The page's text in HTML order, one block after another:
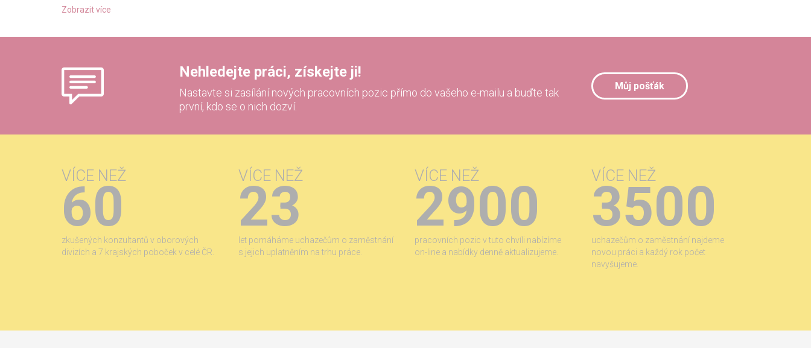
Zobrazit více
Nehledejte práci, získejte ji!
Nastavte si zasílání nových pracovních pozic přímo do vašeho e-mailu a buďte tak
první, kdo se o nich dozví.
Můj pošťák
VÍCE NEŽ
60
zkušených konzultantů v oborových
divizích a 7 krajských poboček v celé ČR.
VÍCE NEŽ
23
let pomáháme uchazečům o zaměstnání
s jejich uplatněním na trhu práce.
VÍCE NEŽ
2900
pracovních pozic v tuto chvíli nabízíme
on-line a nabídky denně aktualizujeme.
VÍCE NEŽ
3500
uchazečům o zaměstnání najdeme
novou práci a každý rok počet
navyšujeme.